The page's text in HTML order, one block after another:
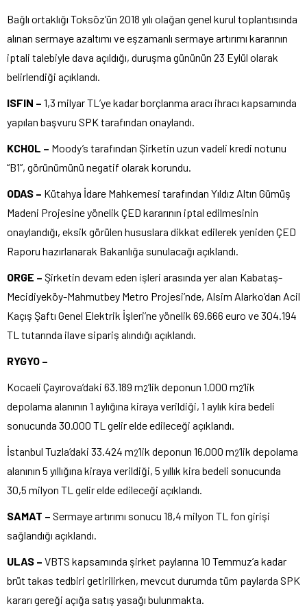
Bağlı ortaklığı Toksöz’ün 2018 yılı olağan genel kurul toplantısında
alınan sermaye azaltımı ve eşzamanlı sermaye artırımı kararının
iptali talebiyle dava açıldığı, duruşma gününün 23 Eylül olarak
belirlendiği açıklandı.
ISFIN – 1,3 milyar TL’ye kadar borçlanma aracı ihracı kapsamında
yapılan başvuru SPK tarafından onaylandı.
KCHOL – Moody’s tarafından Şirketin uzun vadeli kredi notunu
“B1”, görünümünü negatif olarak korundu.
ODAS – Kütahya İdare Mahkemesi tarafından Yıldız Altın Gümüş
Madeni Projesine yönelik ÇED kararının iptal edilmesinin
onaylandığı, eksik görülen hususlara dikkat edilerek yeniden ÇED
Raporu hazırlanarak Bakanlığa sunulacağı açıklandı.
ORGE – Şirketin devam eden işleri arasında yer alan Kabataş-
Mecidiyeköy-Mahmutbey Metro Projesi’nde, Alsim Alarko’dan Acil
Kaçış Şaftı Genel Elektrik İşleri’ne yönelik 69.666 euro ve 304.194
TL tutarında ilave sipariş alındığı açıklandı.
RYGYO –
Kocaeli Çayırova’daki 63.189 m2’lik deponun 1.000 m2’lik
depolama alanının 1 aylığına kiraya verildiği, 1 aylık kira bedeli
sonucunda 30.000 TL gelir elde edileceği açıklandı.
İstanbul Tuzla’daki 33.424 m2’lik deponun 16.000 m2’lik depolama
alanının 5 yıllığına kiraya verildiği, 5 yıllık kira bedeli sonucunda
30,5 milyon TL gelir elde edileceği açıklandı.
SAMAT – Sermaye artırımı sonucu 18,4 milyon TL fon girişi
sağlandığı açıklandı.
ULAS – VBTS kapsamında şirket paylarına 10 Temmuz’a kadar
brüt takas tedbiri getirilirken, mevcut durumda tüm paylarda SPK
kararı gereği açığa satış yasağı bulunmakta.